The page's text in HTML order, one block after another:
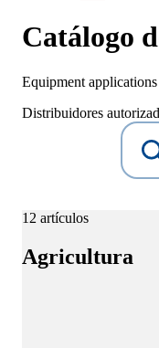
Catálogo
Equipment
Distribuidores
12 artículos
Agricultura